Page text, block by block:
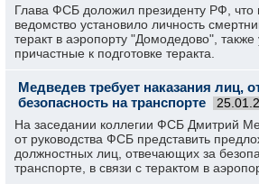
Глава ФСБ доложил президенту РФ, что
ведомство установило личность
теракт в аэропорту "Домодедово", также
причастные к подготовке теракта.
Медведев требует наказания лиц,
безопасность на транспорте
На заседании коллегии ФСБ Дмитрий
от руководства ФСБ представить
должностных лиц, отвечающих за
транспорте, в связи с терактом в